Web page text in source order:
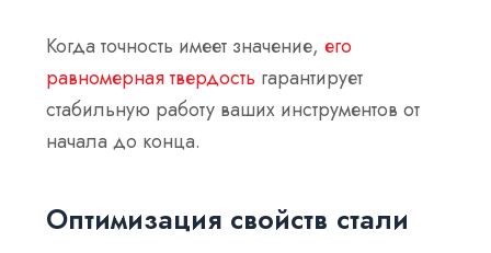
Когда точность имеет значение,его
равномерная твердость гарантирует
стабильную работу ваших инструментов от
начала до конца.
Оптимизация свойств стали